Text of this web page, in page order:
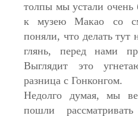
толпы мы устали очень
к музею Макао со
поняли, что делать тут
глянь, перед нами
Выглядит это
разница с Гонконгом.
Недолго думая, мы
пошли